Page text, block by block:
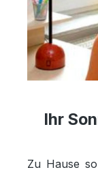
Ihr
Zu Hause